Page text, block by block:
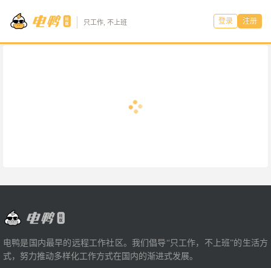
只工作, 不上班 登录 注册
电鸭是国内最早的远程工作社区。我们倡导“只工作，不上班”的生活方
式，努力推动多样化工作方式在国内的渐进式发展。